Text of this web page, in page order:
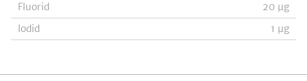
Fluorid
20 µg
Iodid
1 µg